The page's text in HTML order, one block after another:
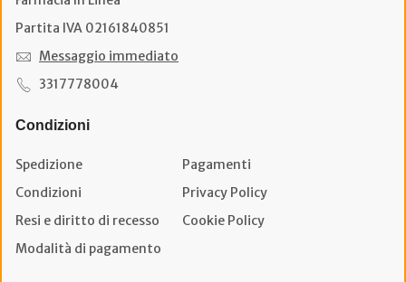
Partita IVA 02161840851
Messaggio immediato
3317778004
Condizioni
Spedizione
Pagamenti
Condizioni
Privacy Policy
Resi e diritto di recesso
Cookie Policy
Modalità di pagamento